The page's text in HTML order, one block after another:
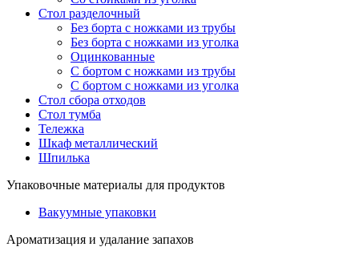
Стол разделочный
Без борта с ножками из трубы
Без борта с ножками из уголка
Оцинкованные
С бортом с ножками из трубы
С бортом с ножками из уголка
Стол сбора отходов
Стол тумба
Тележка
Шкаф металлический
Шпилька
Упаковочные материалы для продуктов
Вакуумные упаковки
Ароматизация и удалание запахов